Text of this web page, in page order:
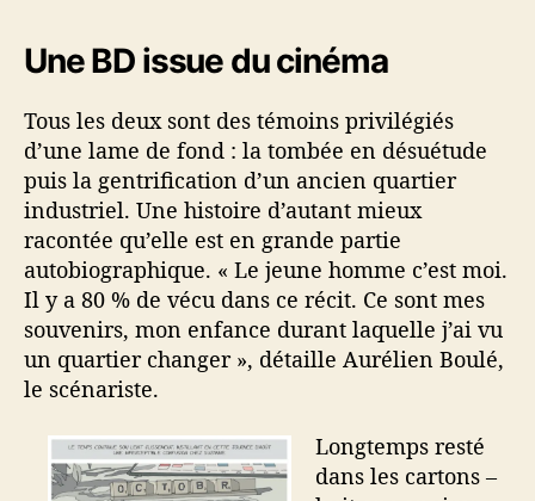
Une BD issue du cinéma
Tous les deux sont des témoins privilégiés
d’une lame de fond : la tombée en désuétude
puis la gentrification d’un ancien quartier
industriel. Une histoire d’autant mieux
racontée qu’elle est en grande partie
autobiographique. « Le jeune homme c’est moi.
Il y a 80 % de vécu dans ce récit. Ce sont mes
souvenirs, mon enfance durant laquelle j’ai vu
un quartier changer », détaille Aurélien Boulé,
le scénariste.
Longtemps resté
dans les cartons –